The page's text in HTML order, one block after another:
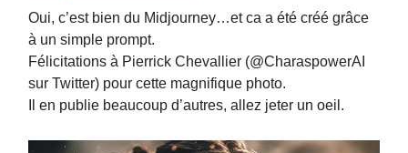
Oui, c’est bien du Midjourney…et ca a été créé grâce
à un simple prompt.
Félicitations à Pierrick Chevallier (@CharaspowerAI
sur Twitter) pour cette magnifique photo.
Il en publie beaucoup d’autres, allez jeter un oeil.